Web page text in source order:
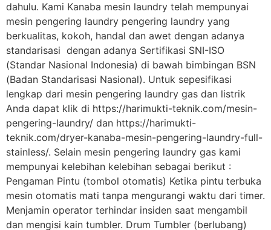
dahulu. Kami Kanaba mesin laundry telah mempunyai
mesin pengering laundry pengering laundry yang
berkualitas, kokoh, handal dan awet dengan adanya
standarisasi dengan adanya Sertifikasi SNI-ISO
(Standar Nasional Indonesia) di bawah bimbingan BSN
(Badan Standarisasi Nasional). Untuk sepesifikasi
lengkap dari mesin pengering laundry gas dan listrik
Anda dapat klik di https://harimukti-teknik.com/mesin-
pengering-laundry/ dan https://harimukti-
teknik.com/dryer-kanaba-mesin-pengering-laundry-full-
stainless/. Selain mesin pengering laundry gas kami
mempunyai kelebihan kelebihan sebagai berikut :
Pengaman Pintu (tombol otomatis) Ketika pintu terbuka
mesin otomatis mati tanpa mengurangi waktu dari timer.
Menjamin operator terhindar insiden saat mengambil
dan mengisi kain tumbler. Drum Tumbler (berlubang)